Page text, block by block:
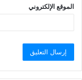
الموقع الإلكتروني